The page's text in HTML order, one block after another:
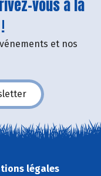
vous à la
et nos
légales